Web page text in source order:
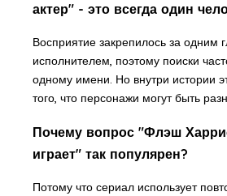
актер" - это всегда один
Восприятие закрепилось за одним
исполнителем, поэтому поиски
одному имени. Но внутри истории
того, что персонажи могут быть
Почему вопрос "Флэш
играет" так популярен?
Потому что сериал использует